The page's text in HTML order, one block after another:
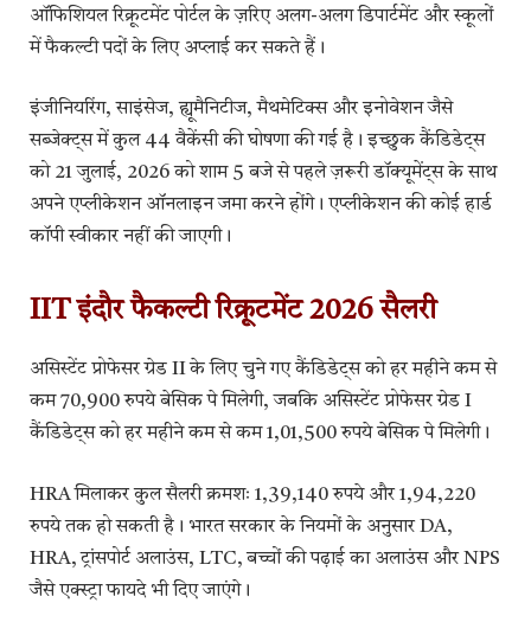
ऑफिशियल रिक्रूटमेंट पोर्टल के ज़रिए अलग-अलग डिपार्टमेंट और स्कूलों
में फैकल्टी पदों के लिए अप्लाई कर सकते हैं।
इंजीनियरिंग, साइंसेज, ह्यूमैनिटीज, मैथमेटिक्स और इनोवेशन जैसे
सब्जेक्ट्स में कुल 44 वैकेंसी की घोषणा की गई है। इच्छुक कैंडिडेट्स
को 21 जुलाई, 2026 को शाम 5 बजे से पहले ज़रूरी डॉक्यूमेंट्स के साथ
अपने एप्लीकेशन ऑनलाइन जमा करने होंगे। एप्लीकेशन की कोई हार्ड
कॉपी स्वीकार नहीं की जाएगी।
IIT इंदौर फैकल्टी रिक्रूटमेंट 2026 सैलरी
असिस्टेंट प्रोफेसर ग्रेड II के लिए चुने गए कैंडिडेट्स को हर महीने कम से
कम 70,900 रुपये बेसिक पे मिलेगी, जबकि असिस्टेंट प्रोफेसर ग्रेड I
कैंडिडेट्स को हर महीने कम से कम 1,01,500 रुपये बेसिक पे मिलेगी।
HRA मिलाकर कुल सैलरी क्रमशः 1,39,140 रुपये और 1,94,220
रुपये तक हो सकती है। भारत सरकार के नियमों के अनुसार DA,
HRA, ट्रांसपोर्ट अलाउंस, LTC, बच्चों की पढ़ाई का अलाउंस और NPS
जैसे एक्स्ट्रा फायदे भी दिए जाएंगे।